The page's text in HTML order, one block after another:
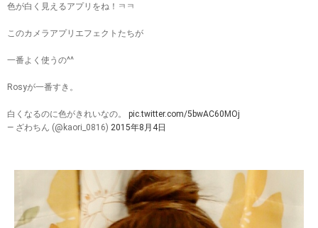
色が白く見えるアプリをね！ㅋㅋ
このカメラアプリエフェクトたちが
一番よく使うの^^
Rosyが一番すき。
白くなるのに色がきれいなの。 pic.twitter.com/5bwAC60MOj
— ざわちん (@kaori_0816) 2015年8月4日